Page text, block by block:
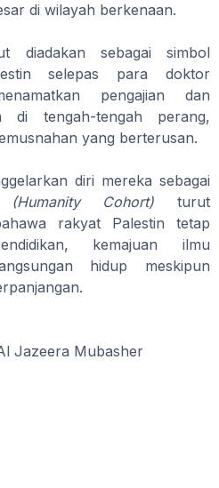
di wilayah berkenaan.
diadakan sebagai simbol
selepas para doktor
pengajian dan
di tengah-tengah perang,
yang berterusan.
diri mereka sebagai
(Humanity Cohort) turut
rakyat Palestin tetap
kemajuan ilmu
hidup meskipun
Jazeera Mubasher